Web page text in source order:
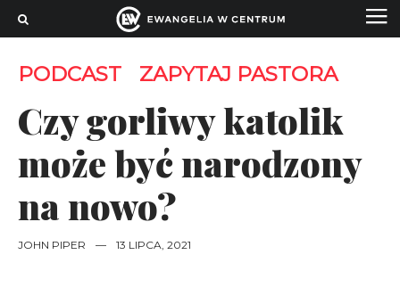
PODCAST ZAPYTAJ PASTORA
Czy gorliwy katolik
może być narodzony
na nowo?
JOHN PIPER — 13 LIPCA, 2021